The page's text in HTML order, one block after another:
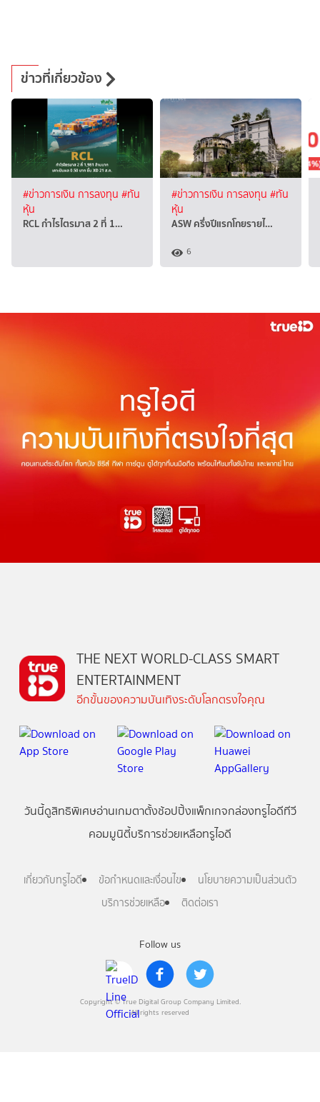
ข่าวที่เกี่ยวข้อง
#ข่าวการเงิน การลงทุน #ทัน
หุ้น
RCL กำไรไตรมาส 2 ที่ 1…
#ข่าวการเงิน การลงทุน #ทัน
หุ้น
ASW ครึ่งปีแรกโกยรายไ…
6
Follow us
Copyright © True Digital Group Company Limited.
All rights reserved
THE NEXT WORLD-CLASS SMART
ENTERTAINMENT
อีกขั้นของความบันเทิงระดับโลกตรงใจคุณ
วันนี้ดูสิทธิพิเศษอ่านเกมตาตั้งช้อปปิ้งแพ็กเกจกล่องทรูไอดีทีวี
คอมมูนิตี้บริการช่วยเหลือทรูไอดี
เกี่ยวกับทรูไอดี ข้อกำหนดและเงื่อนไข
นโยบายความเป็นส่วนตัว
บริการช่วยเหลือ
ติดต่อเรา